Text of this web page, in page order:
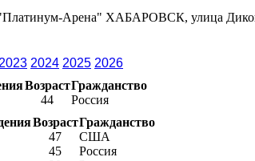
Арена" ХАБАРОВСК, улица
2023 2024 2025 2026
ВозрастГражданство
44
Россия
ВозрастГражданство
47
США
45
Россия